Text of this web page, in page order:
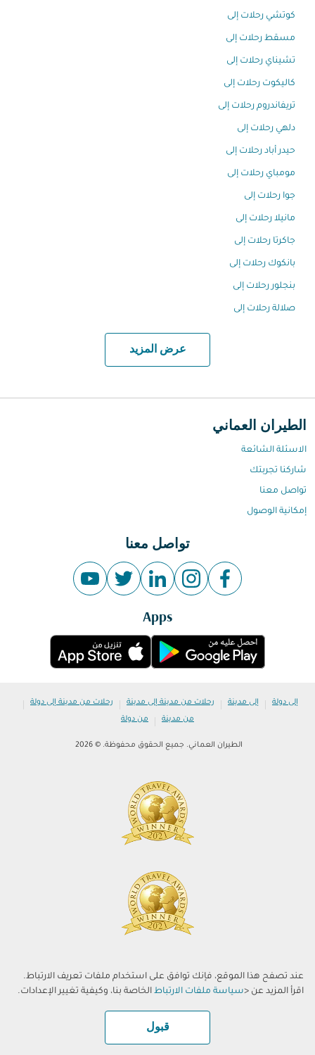
عند تصفح هذا الموقع، فإنك توافق على استخدام ملفات تعريف الارتباط.
اقرأ المزيد عن <سياسة ملفات الارتباط الخاصة بنا، وكيفية تغيير الإعدادات.
قبول
كوتشي رحلات إلى
مسقط رحلات إلى
تشيناي رحلات إلى
كاليكوت رحلات إلى
تريفاندروم رحلات إلى
دلهي رحلات إلى
حيدر أباد رحلات إلى
مومباي رحلات إلى
جوا رحلات إلى
مانيلا رحلات إلى
جاكرتا رحلات إلى
بانكوك رحلات إلى
بنجلور رحلات إلى
صلالة رحلات إلى
عرض المزيد
الطيران العماني
الاسئلة الشائعة
شاركنا تجربتك
تواصل معنا
إمكانية الوصول
تواصل معنا
Apps
إلى دولة | إلى مدينة | رحلات من مدينة إلى مدينة | رحلات من مدينة إلى دولة |
من مدينة | من دولة
الطيران العماني. جميع الحقوق محفوظة. © 2026